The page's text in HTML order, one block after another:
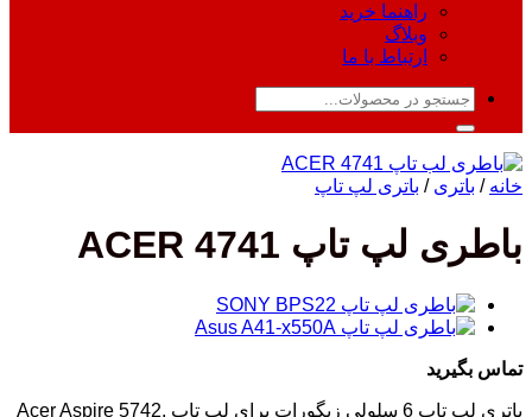
راهنما خرید
وبلاگ
ارتباط با ما
جستجو
خانه / باتری / باتری لپ تاپ
باطری لپ تاپ ACER 4741
تماس بگیرید
باتری لپ تاپ 6 سلولی زیگورات برای لپ تاپ Acer Aspire 5742,